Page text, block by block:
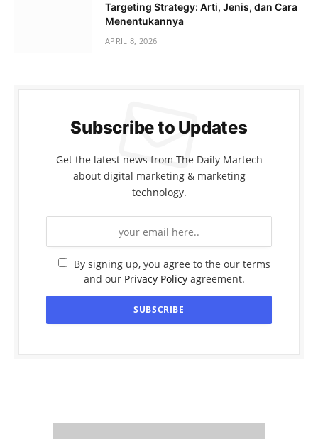
Targeting Strategy: Arti, Jenis, dan Cara
Menentukannya
APRIL 8, 2026
Subscribe to Updates
Get the latest news from The Daily Martech
about digital marketing & marketing
technology.
By signing up, you agree to the our terms
and our Privacy Policyagreement.